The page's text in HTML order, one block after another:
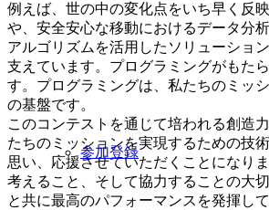
参加登録
例えば、世の中の変化点をいち早く反
や、安全安心な移動におけるデータ分
アルゴリズムを活用したソリューショ
支えています。プログラミングがもた
す。プログラミングは、私たちのミッ
の基盤です。
このコンテストを通じて培われる創造
たちのミッションを実現するための技
思い、応援させていただくことになり
考えること、そして協力することの大
と共に最高のパフォーマンスを発揮し